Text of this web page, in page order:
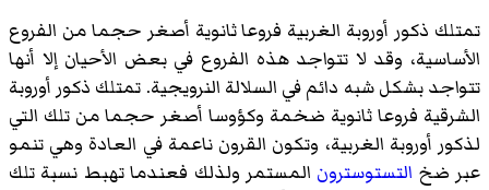
تمتلك ذكور أوروبة الغربية فروعا ثانوية أصغر حجما من الفروع
الأساسية، وقد لا تتواجد هذه الفروع في بعض الأحيان إلا أنها
تتواجد بشكل شبه دائم في السلالة النرويجية. تمتلك ذكور أوروبة
الشرقية فروعا ثانوية ضخمة وكؤوسا أصغر حجما من تلك التي
لذكور أوروبة الغربية، وتكون القرون ناعمة في العادة وهي تنمو
عبر ضخ التستوسترون المستمر ولذلك فعندما تهبط نسبة تلك